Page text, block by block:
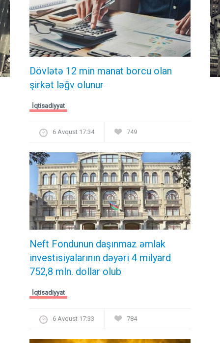
Dövlətə 12 min manat borcu olan
şirkət ləğv olunur
İqtisadiyyat
6 Avqust 17:34 749
Neft Fondunun daşınmaz əmlak
investisiyalarının dəyəri 4 milyard
752,8 mln. dollar olub
İqtisadiyyat
6 Avqust 17:33 784